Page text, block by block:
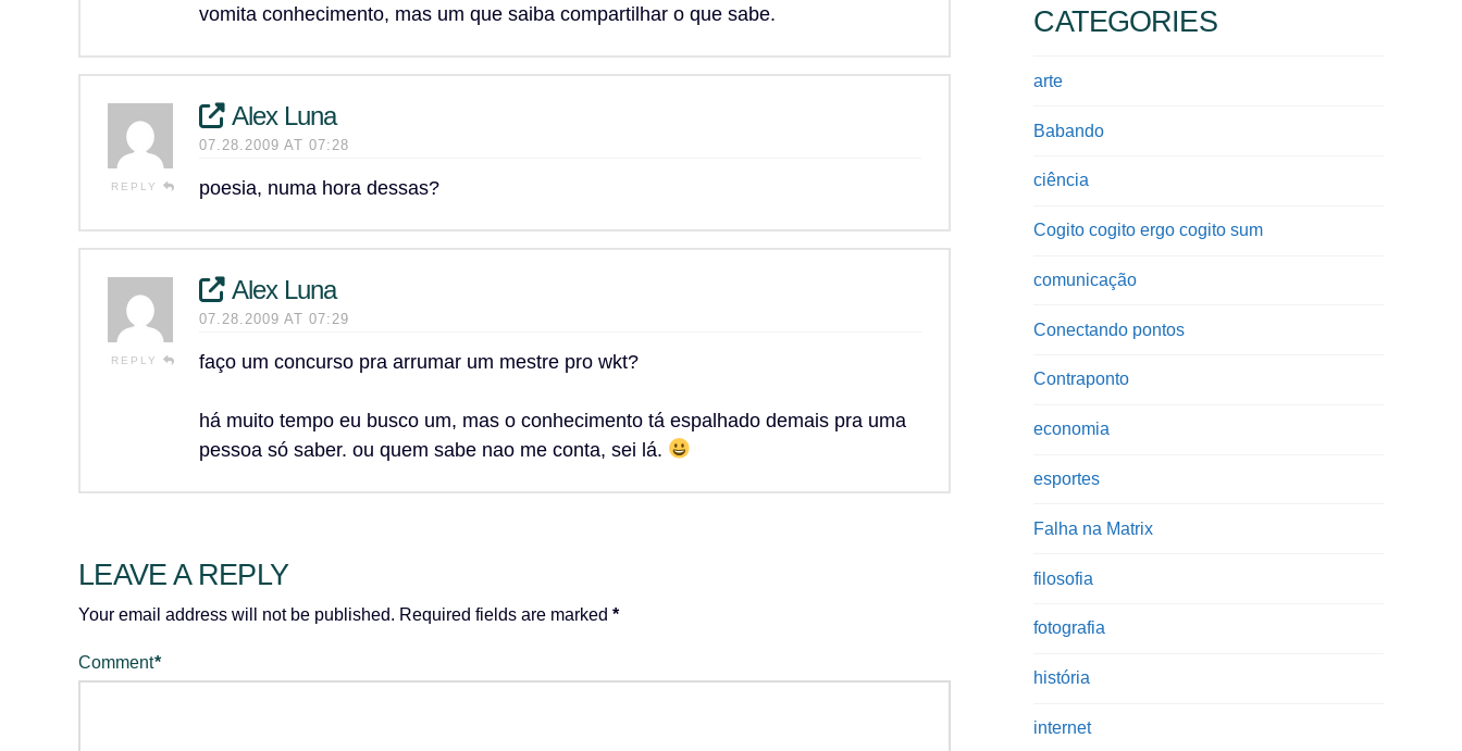
vomita conhecimento, mas um que saiba compartilhar o que sabe.
REPLY
Alex Luna
07.28.2009 AT 07:28
poesia, numa hora dessas?
REPLY
Alex Luna
07.28.2009 AT 07:29
faço um concurso pra arrumar um mestre pro wkt?
há muito tempo eu busco um, mas o conhecimento tá espalhado demais pra uma
pessoa só saber. ou quem sabe nao me conta, sei lá.
LEAVE A REPLY
Your email address will not be published. Required fields are marked *
Comment*
CATEGORIES
arte
Babando
ciência
Cogito cogito ergo cogito sum
comunicação
Conectando pontos
Contraponto
economia
esportes
Falha na Matrix
filosofia
fotografia
história
internet